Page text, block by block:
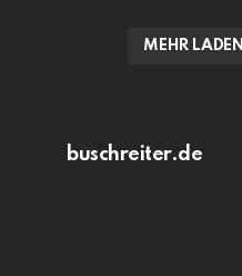
MEHR LADEN
buschreiter.de